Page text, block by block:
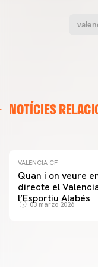
NOTÍCIES
ENTRENAMENT
VALENCIA CF
Quan i on veure
directe el
l’Esportiu Alabés
03 marzo 2026